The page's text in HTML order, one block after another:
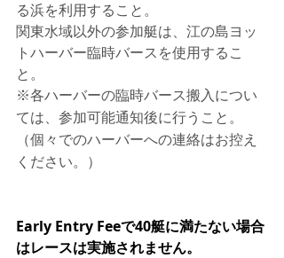
る浜を利用すること。
関東水域以外の参加艇は、江の島ヨッ
トハーバー臨時バースを使用するこ
と。
※各ハーバーの臨時バース搬入につい
ては、参加可能通知後に行うこと。
（個々でのハーバーへの連絡はお控え
ください。）
Early Entry Feeで40艇に満たない場合
はレースは実施されません。